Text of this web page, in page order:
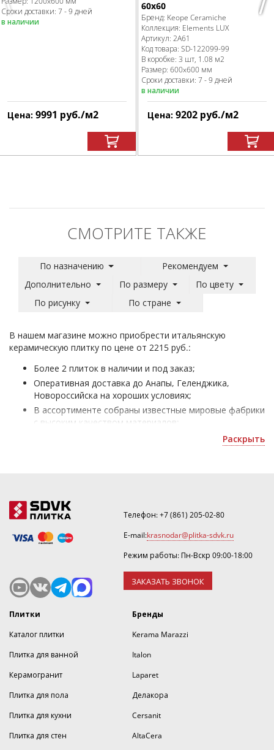
Сроки доставки: 7 - 9 дней
в наличии
Цена: 9991 руб./м2
60x60
Бренд: Keope Ceramiche
Коллекция: Elements LUX
Артикул: 2A61
Код товара: SD-122099-99
В коробке: 3 шт, 1.08 м2
Размер: 600x600 мм
Сроки доставки: 7 - 9 дней
в наличии
Цена: 9202 руб./м2
СМОТРИТЕ ТАКЖЕ
По назначению
Рекомендуем
Дополнительно
По размеру
По цвету
По рисунку
По стране
В нашем магазине можно приобрести итальянскую
керамическую плитку по цене от 2215 руб.:
Более 2 плиток в наличии и под заказ;
Оперативная доставка до Анапы, Геленджика,
Новороссийска на хороших условиях;
В ассортименте собраны известные мировые фабрики
с высоким качеством материалов;
Плитка Италия Keope Ceramiche - для отделки жилых
Раскрыть
Телефон:+7 (861) 205-02-80
E-mail:krasnodar@plitka-sdvk.ru
Режим работы: Пн-Вскр 09:00-18:00
ЗАКАЗАТЬ ЗВОНОК
Плитки
Каталог плитки
Плитка для ванной
Керамогранит
Плитка для пола
Плитка для кухни
Плитка для стен
Бренды
Kerama Marazzi
Italon
Laparet
Делакора
Cersanit
AltaCera